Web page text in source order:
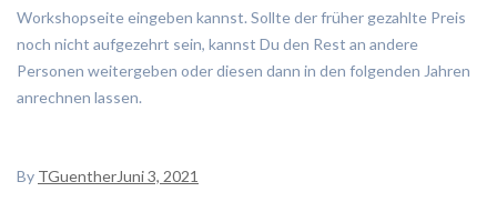
Workshopseite eingeben kannst. Sollte der früher gezahlte Preis
noch nicht aufgezehrt sein, kannst Du den Rest an andere
Personen weitergeben oder diesen dann in den folgenden Jahren
anrechnen lassen.
By TGuentherJuni 3, 2021